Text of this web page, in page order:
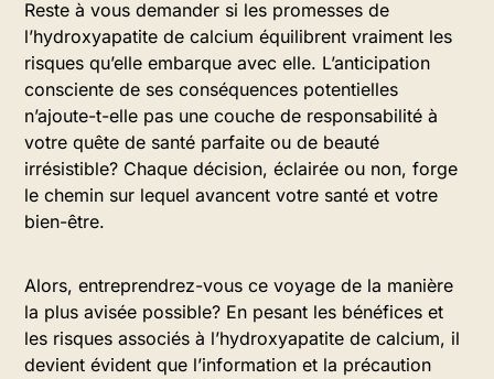
Reste à vous demander si les promesses de
l’hydroxyapatite de calcium équilibrent vraiment les
risques qu’elle embarque avec elle. L’anticipation
consciente de ses conséquences potentielles
n’ajoute-t-elle pas une couche de responsabilité à
votre quête de santé parfaite ou de beauté
irrésistible? Chaque décision, éclairée ou non, forge
le chemin sur lequel avancent votre santé et votre
bien-être.
Alors, entreprendrez-vous ce voyage de la manière
la plus avisée possible? En pesant les bénéfices et
les risques associés à l’hydroxyapatite de calcium, il
devient évident que l’information et la précaution